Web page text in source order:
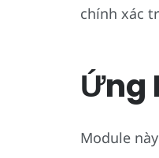
chính xác
Ứng
Module